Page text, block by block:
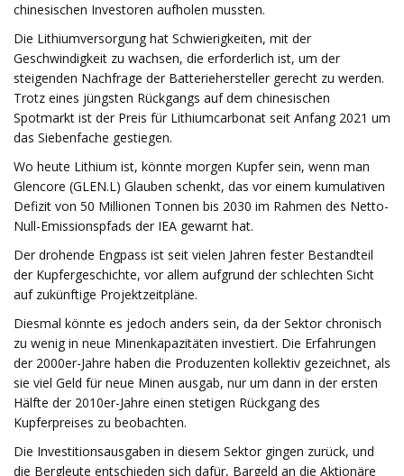
chinesischen Investoren aufholen mussten.
Die Lithiumversorgung hat Schwierigkeiten, mit der
Geschwindigkeit zu wachsen, die erforderlich ist, um der
steigenden Nachfrage der Batteriehersteller gerecht zu werden.
Trotz eines jüngsten Rückgangs auf dem chinesischen
Spotmarkt ist der Preis für Lithiumcarbonat seit Anfang 2021 um
das Siebenfache gestiegen.
Wo heute Lithium ist, könnte morgen Kupfer sein, wenn man
Glencore (GLEN.L) Glauben schenkt, das vor einem kumulativen
Defizit von 50 Millionen Tonnen bis 2030 im Rahmen des Netto-
Null-Emissionspfads der IEA gewarnt hat.
Der drohende Engpass ist seit vielen Jahren fester Bestandteil
der Kupfergeschichte, vor allem aufgrund der schlechten Sicht
auf zukünftige Projektzeitpläne.
Diesmal könnte es jedoch anders sein, da der Sektor chronisch
zu wenig in neue Minenkapazitäten investiert. Die Erfahrungen
der 2000er-Jahre haben die Produzenten kollektiv gezeichnet, als
sie viel Geld für neue Minen ausgab, nur um dann in der ersten
Hälfte der 2010er-Jahre einen stetigen Rückgang des
Kupferpreises zu beobachten.
Die Investitionsausgaben in diesem Sektor gingen zurück, und
die Bergleute entschieden sich dafür, Bargeld an die Aktionäre